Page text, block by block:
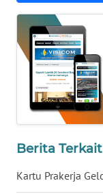
Berita Terkait
Kartu Prakerja
WN
BABEL
WN
SUMBAR
SUMSEL